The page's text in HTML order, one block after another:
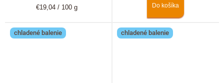
Jednotková
€19,04 / 100 g Do košíka
chladené balenie chladené balenie